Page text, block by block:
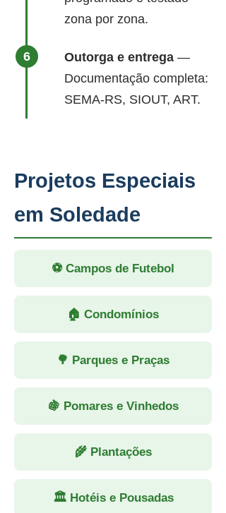
zona por zona.
Outorga e entrega —
Documentação completa:
SEMA-RS, SIOUT, ART.
Projetos Especiais
em Soledade
⚽ Campos de Futebol
🏠 Condomínios
🌳 Parques e Praças
🍇 Pomares e Vinhedos
🌾 Plantações
🏛 Hotéis e Pousadas